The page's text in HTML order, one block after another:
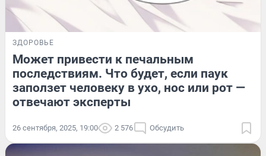
ЗДОРОВЬЕ
Может привести к печальным
последствиям. Что будет, если паук
заползет человеку в ухо, нос или рот —
отвечают эксперты
26 сентября, 2025, 19:00 2 576 Обсудить